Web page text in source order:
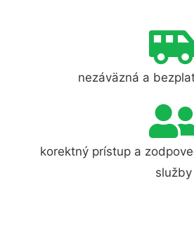
nezáväzná a
korektný prístup a
služby